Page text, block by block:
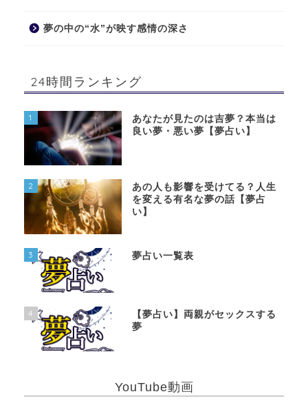
夢の中の“水”が映す感情の深さ
24時間ランキング
1
あなたが見たのは吉夢？本当は
良い夢・悪い夢【夢占い】
2
あの人も影響を受けてる？人生
を変える有名な夢の話【夢占
い】
3 夢占い一覧表
4
【夢占い】両親がセックスする
夢
YouTube動画